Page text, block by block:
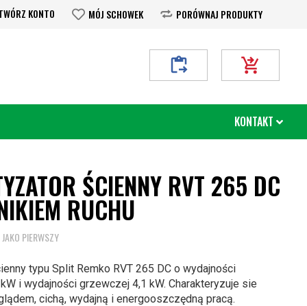
PORÓWNAJ PRODUKTY
MÓJ SCHOWEK
KONTO
Mój koszyk
Moje Zapytanie
KONTAKT
ŚCIENNY RVT 265 DC
RUCHU
PIERWSZY
typu Split Remko RVT 265 DC o wydajności
i wydajności grzewczej 4,1 kW. Charakteryzuje sie
cichą, wydajną i energooszczędną pracą.